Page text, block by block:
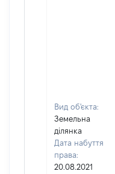
Вид об'єкта:
Земельна
ділянка
Дата набуття
права:
20.08.2021